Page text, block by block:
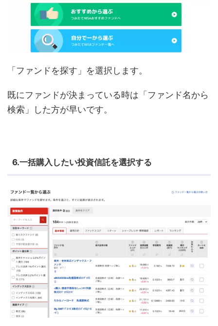
「ファンドを探す」を選択します。
既にファンドが決まっている時は「ファンド名から
検索」した方が早いです。
6.一括購入したい投資信託を選択する